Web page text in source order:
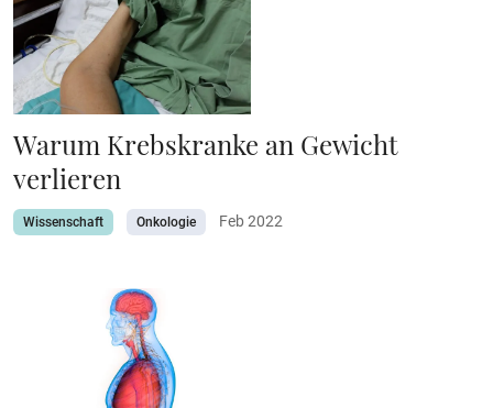
Warum Krebskranke an Gewicht
verlieren
Wissenschaft Onkologie Feb 2022